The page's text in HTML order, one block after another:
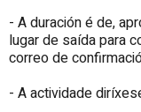
- A duración é de,
lugar de saída para
correo de
- A actividade